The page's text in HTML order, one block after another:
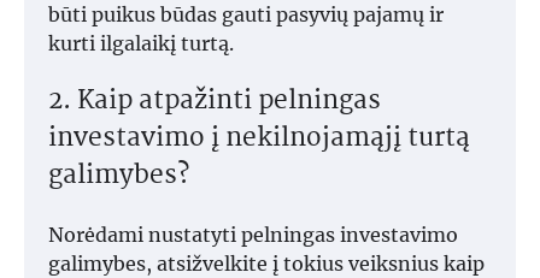
būti puikus būdas gauti pasyvių pajamų ir
kurti ilgalaikį turtą.
2. Kaip atpažinti pelningas
investavimo į nekilnojamąjį turtą
galimybes?
Norėdami nustatyti pelningas investavimo
galimybes, atsižvelkite į tokius veiksnius kaip